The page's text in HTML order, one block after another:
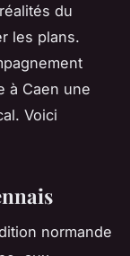
du
les plans.
à Caen une
Voici
normande